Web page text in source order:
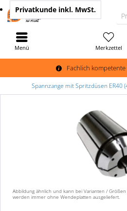
Fachlich
Merkzettel
Privatkunde inkl. MwSt.
Menü
Spannzange mit Spritzdüsen ER40
Abbildung ähnlich und kann bei Varianten /
werden immer ohne Wendeplatten ausgeliefert.